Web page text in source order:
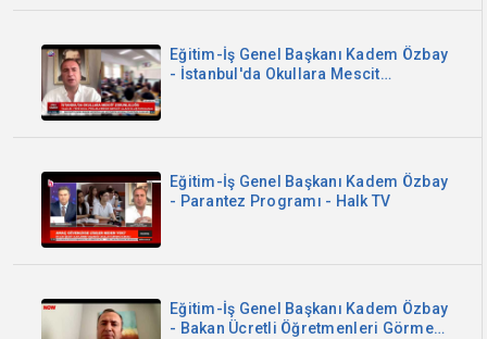
Eğitim-İş Genel Başkanı Kadem Özbay
- İstanbul'da Okullara Mescit
Eğitim-İş Genel Başkanı Kadem Özbay
- Parantez Programı - Halk TV
Eğitim-İş Genel Başkanı Kadem Özbay
- Bakan Ücretli Öğretmenleri Görmedi